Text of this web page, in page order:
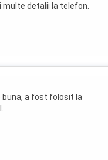
detalii la telefon.
a fost folosit la